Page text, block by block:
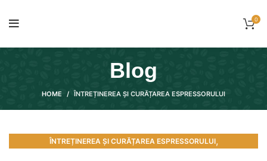
0
Blog
HOME ÎNTREȚINEREA ȘI CURĂȚAREA ESPRESSORULUI
ÎNTREȚINEREA ȘI CURĂȚAREA ESPRESSORULUI,